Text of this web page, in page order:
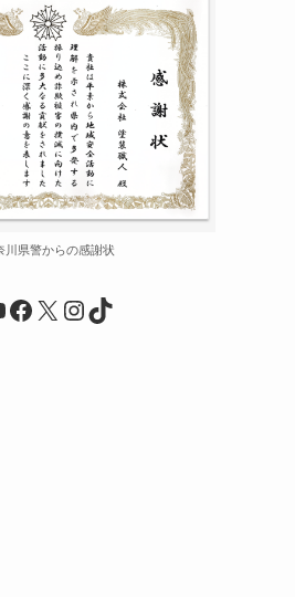
川県警からの感謝状
Facebook
X Instagram
TikTok